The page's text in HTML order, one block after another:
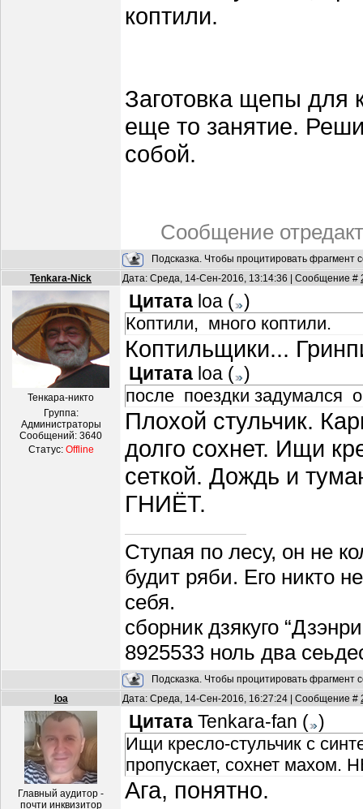
коптили.
Заготовка щепы для
еще то занятие.
собой.
Сообщение
Подсказка. Чтобы процитировать фрагмент
Tenkara-Nick
Дата: Среда, 14-Сен-2016, 13:14:36 | Сообщение #
Тенкара-никто
Группа:
Администраторы
Сообщений: 3640
Статус: Offline
Цитата loa ( )
Коптили, много коптили.
Коптильщики...
Цитата loa ( )
после поездки задумался
Плохой стульчик.
долго сохнет. Ищи
сеткой. Дождь и
ГНИЁТ.
Ступая по лесу, он не
будит ряби. Его никто
себя.
сборник дзякуго
8925533 ноль два
Подсказка. Чтобы процитировать фрагмент
loa
Дата: Среда, 14-Сен-2016, 16:27:24 | Сообщение #
Главный аудитор -
почти инквизитор
Цитата Tenkara-fan ( )
Ищи кресло-стульчик с
пропускает, сохнет махом.
Ага, понятно.